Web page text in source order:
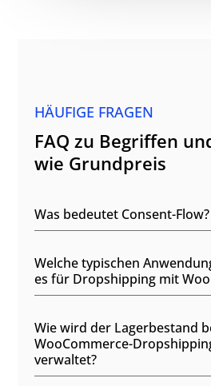
HÄUFIGE FRAGEN
FAQ zu Begriffen
wie Grundpreis
Was bedeutet Consent-Flow?
Welche typischen
es für Dropshipping mit
Wie wird der Lagerbestand
WooCommerce-
verwaltet?